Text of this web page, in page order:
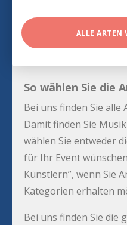
ALLE ARTEN
So wählen Sie die
Bei uns finden Sie alle
Damit finden Sie
wählen Sie entweder
für Ihr Event
Künstlern”, wenn Sie
Kategorien erhalten
Bei uns finden Sie die